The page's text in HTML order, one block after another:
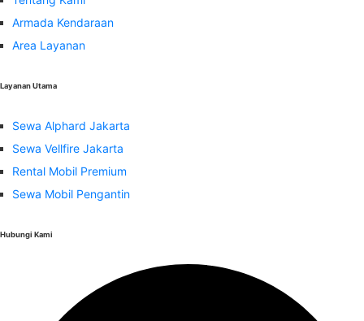
Armada Kendaraan
Area Layanan
Layanan Utama
Sewa Alphard Jakarta
Sewa Vellfire Jakarta
Rental Mobil Premium
Sewa Mobil Pengantin
Hubungi Kami